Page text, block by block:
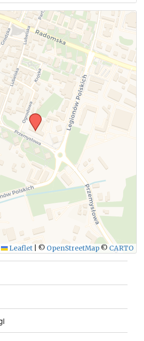
aby przesłać informację o
mityngu.
WYŚLIJ
Leaflet © OpenStreetMap © CARTO